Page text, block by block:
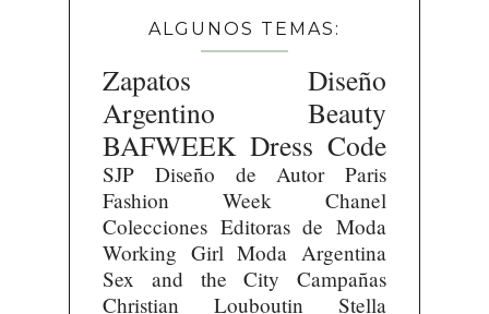
ALGUNOS TEMAS:
Zapatos
Diseño
Argentino
Beauty
BAFWEEK Dress Code
SJP Diseño de Autor
Paris
Fashion Week
Chanel
Colecciones Editoras de Moda
Working Girl Moda Argentina
Sex and the City
Campañas
Christian Louboutin
Stella